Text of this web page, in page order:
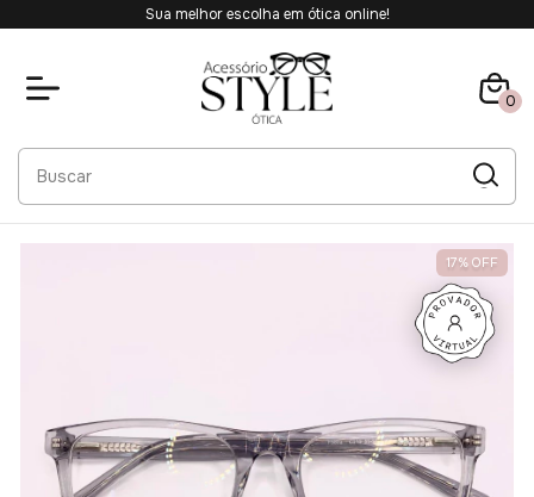
Sua melhor escolha em ótica online!
0
17% OFF